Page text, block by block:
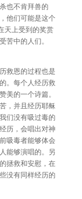
也不肯拜兽的
他们可能是这个
天上受到的奖赏
苦中的人们。
救恩的过程也是
。每个人经历救
美的一个诗篇。
，并且经历耶稣
们没有吸过毒的
历，会唱出对神
吸毒者能够体会
能够演唱的。另
拯救和安慰，在
没有同样经历的